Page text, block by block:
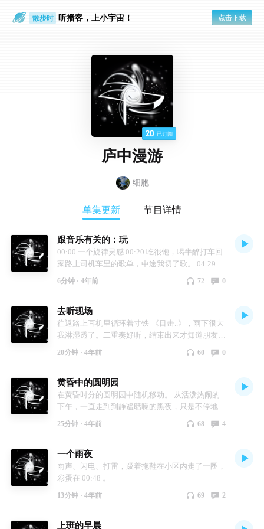
散步时 听播客，上小宇宙！ 点击下载
20 已订阅
庐中漫游
细胞
单集更新 节目详情
跟音乐有关的：玩
00:00 一个旋律灵感 00:20 吃很饱，喝半醉打车回
家路上司机车里的歌单，中途我切了歌。 04:29 开
05:02 试着编了一个更复杂的：这次加了鼓、贝
6分钟 · 4年前 72 0
去听现场
往返路上耳机里循环着寸铁-《目击..》，雨下很大
我淋湿透了。二重奏好听，结束出来才知道朋友今
20分钟 · 4年前 60 0
黄昏中的圆明园
在黄昏时分的圆明园中随机移动。 从活泼热闹的
下午，一直走到到静谧聒噪的黑夜，只是不停地
子，驻足聆听 03:50 在两侧杂草丛生的主路行进
12:12 停下听鸟交谈 22:07 晚八点，暮色下的荷塘
开始聒噪起来 更新：小宇宙的音频压缩过于严
重，音频中许多自然声已经被压缩成了瑕疵的杂
25分钟 · 4年前 68 4
一个雨夜
雨声、闪电、打雷，趿着拖鞋在小区内走了一圈，
彩蛋在 00:48 。
13分钟 · 4年前 69 2
上班的早晨